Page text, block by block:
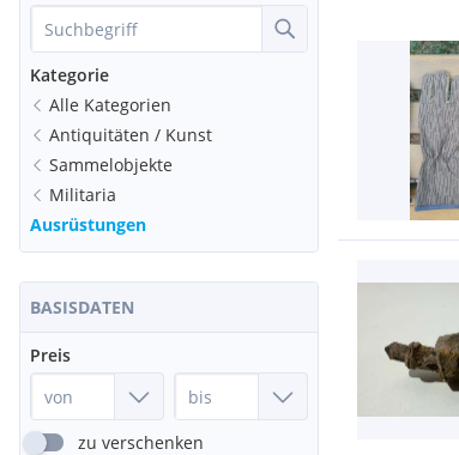
Kategorie
Alle Kategorien
Antiquitäten / Kunst
Sammelobjekte
Militaria
Ausrüstungen
BASISDATEN
Preis
zu verschenken